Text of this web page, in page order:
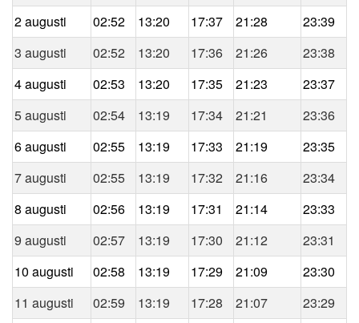
2 augusti
02:52 13:20 17:37 21:28
23:39
3 augusti
02:52 13:20 17:36 21:26
23:38
4 augusti
02:53 13:20 17:35 21:23
23:37
5 augusti
02:54 13:19 17:34 21:21
23:36
6 augusti
02:55 13:19 17:33 21:19
23:35
7 augusti
02:55 13:19 17:32 21:16
23:34
8 augusti
02:56 13:19 17:31 21:14
23:33
9 augusti
02:57 13:19 17:30 21:12
23:31
10 augusti
02:58 13:19 17:29 21:09
23:30
11 augusti
02:59 13:19 17:28 21:07
23:29